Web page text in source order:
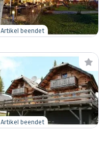
Artikel beendet
Artikel beendet